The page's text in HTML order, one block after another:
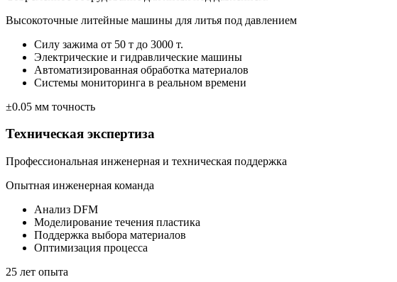
Высокоточные литейные машины для литья под давлением
Силу зажима от 50 т до 3000 т.
Электрические и гидравлические машины
Автоматизированная обработка материалов
Системы мониторинга в реальном времени
±0.05 мм точность
Техническая экспертиза
Профессиональная инженерная и техническая поддержка
Опытная инженерная команда
Анализ DFM
Моделирование течения пластика
Поддержка выбора материалов
Оптимизация процесса
25 лет опыта